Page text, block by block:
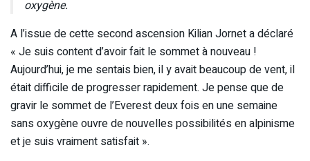
oxygène.
A l’issue de cette second ascension Kilian Jornet a déclaré
« Je suis content d’avoir fait le sommet à nouveau !
Aujourd’hui, je me sentais bien, il y avait beaucoup de vent, il
était difficile de progresser rapidement. Je pense que de
gravir le sommet de l’Everest deux fois en une semaine
sans oxygène ouvre de nouvelles possibilités en alpinisme
et je suis vraiment satisfait ».